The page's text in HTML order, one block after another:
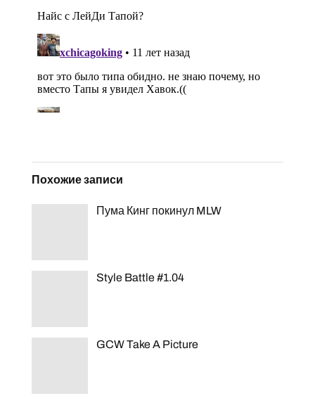
Похожие записи
Пума Кинг покинул MLW
Style Battle #1.04
GCW Take A Picture